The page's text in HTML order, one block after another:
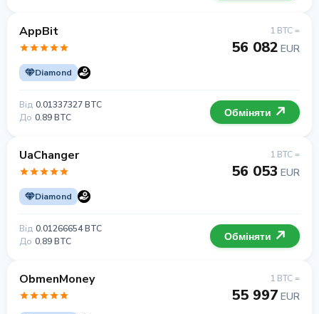
AppBit
Diamond
1 BTC =
56 082 EUR
Від 0.01337327 BTC
До 0.89 BTC Обміняти
UaChanger
Diamond
1 BTC =
56 053 EUR
Від 0.01266654 BTC
До 0.89 BTC Обміняти
ObmenMoney 1 BTC =
55 997 EUR